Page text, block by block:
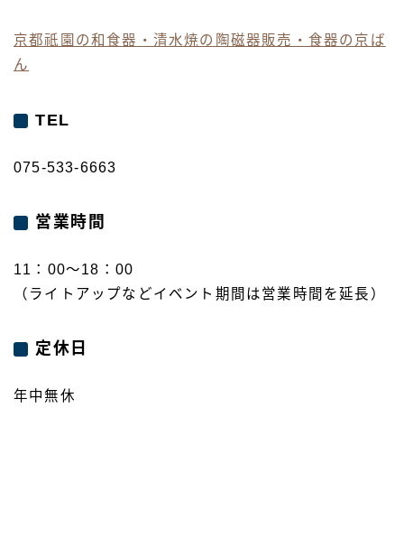
京都祇園の和食器・清水焼の陶磁器販売・食器の京ば
ん
TEL
075-533-6663
営業時間
11：00～18：00
（ライトアップなどイベント期間は営業時間を延長）
定休日
年中無休